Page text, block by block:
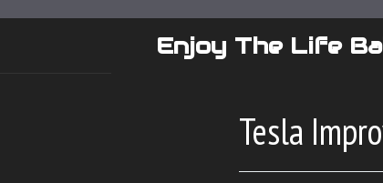
Enjoy The Life
Tesla